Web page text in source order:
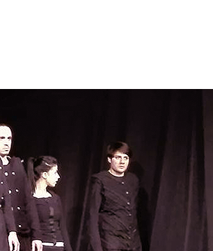
PREUZMI KNJIGU
BESPLATNO
Dizajn kostima je više od
– to je umetnost oblikovanja
prenošenja poruke i
unutrašnjeg sveta lika